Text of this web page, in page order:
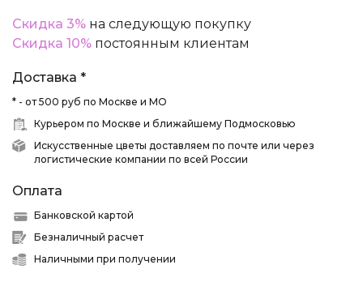
Скидка 3% на следующую покупку
Скидка 10% постоянным клиентам
Доставка *
* - от 500 руб по Москве и МО
Курьером по Москве и ближайшему Подмосковью
Искусственные цветы доставляем по почте или через
логистические компании по всей России
Оплата
Банковской картой
Безналичный расчет
Наличными при получении